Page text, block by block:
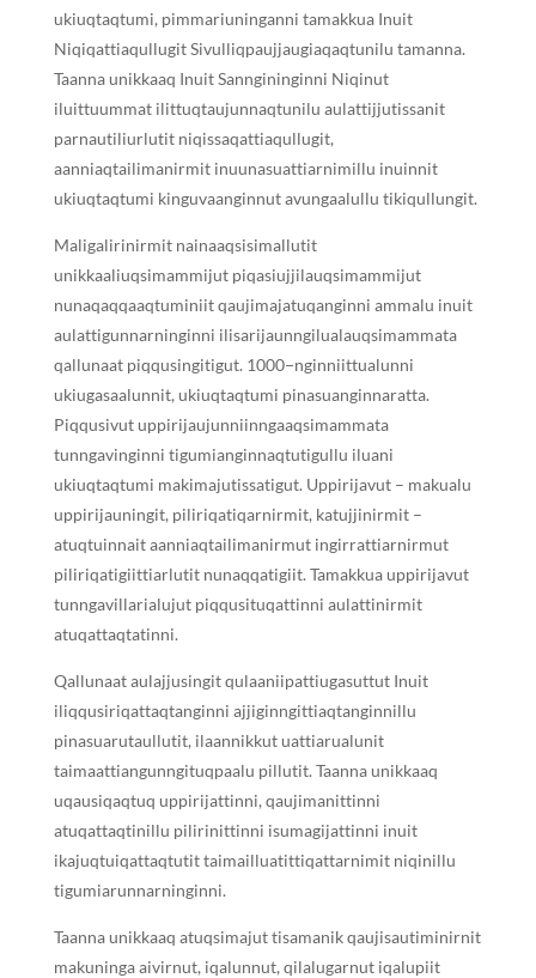
ukiuqtaqtumi, pimmariuninganni tamakkua Inuit
Niqiqattiaqullugit Sivulliqpaujjaugiaqaqtunilu tamanna.
Taanna unikkaaq Inuit Sanngininginni Niqinut
iluittuummat ilittuqtaujunnaqtunilu aulattijjutissanit
parnautiliurlutit niqissaqattiaqullugit,
aanniaqtailimanirmit inuunasuattiarnimillu inuinnit
ukiuqtaqtumi kinguvaanginnut avungaalullu tikiqullungit.
Maligalirinirmit nainaaqsisimallutit
unikkaaliuqsimammijut piqasiujjilauqsimammijut
nunaqaqqaaqtuminiit qaujimajatuqanginni ammalu inuit
aulattigunnarninginni ilisarijaunngilualauqsimammata
qallunaat piqqusingitigut. 1000−nginniittualunni
ukiugasaalunnit, ukiuqtaqtumi pinasuanginnaratta.
Piqqusivut uppirijaujunniinngaaqsimammata
tunngavinginni tigumianginnaqtutigullu iluani
ukiuqtaqtumi makimajutissatigut. Uppirijavut – makualu
uppirijauningit, piliriqatiqarnirmit, katujjinirmit –
atuqtuinnait aanniaqtailimanirmut ingirrattiarnirmut
piliriqatigiittiarlutit nunaqqatigiit. Tamakkua uppirijavut
tunngavillarialujut piqqusituqattinni aulattinirmit
atuqattaqtatinni.
Qallunaat aulajjusingit qulaaniipattiugasuttut Inuit
iliqqusiriqattaqtanginni ajjiginngittiaqtanginnillu
pinasuarutaullutit, ilaannikkut uattiarualunit
taimaattiangunngituqpaalu pillutit. Taanna unikkaaq
uqausiqaqtuq uppirijattinni, qaujimanittinni
atuqattaqtinillu pilirinittinni isumagijattinni inuit
ikajuqtuiqattaqtutit taimailluatittiqattarnimit niqinillu
tigumiarunnarninginni.
Taanna unikkaaq atuqsimajut tisamanik qaujisautiminirnit
makuninga aivirnut, iqalunnut, qilalugarnut iqalupiit